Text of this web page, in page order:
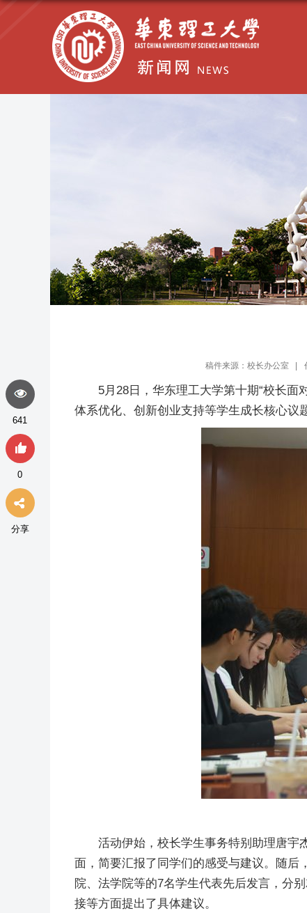
稿件来源：校长办公室 |
5月28日，华东理工大学第十期“校长面
体系优化、创新创业支持等学生成长核心议
活动伊始，校长学生事务特别助理唐宇
面，简要汇报了同学们的感受与建议。随后
院、法学院等的7名学生代表先后发言，分
接等方面提出了具体建议。
641
0
分享